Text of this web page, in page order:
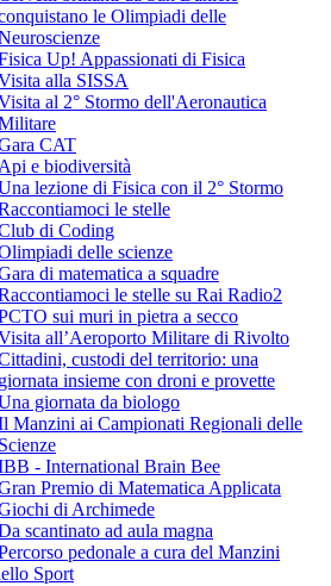
le Olimpiadi delle
Up! Appassionati di Fisica
alla SISSA
al 2° Stormo dell'Aeronautica
CAT
Api e biodiversità
lezione di Fisica con il 2° Stormo
le stelle
di Coding
delle scienze
di matematica a squadre
le stelle su Rai Radio2
sui muri in pietra a secco
all’Aeroporto Militare di Rivolto
custodi del territorio: una
giornata insieme con droni e provette
giornata da biologo
Manzini ai Campionati Regionali delle
Scienze
- International Brain Bee
Premio di Matematica Applicata
di Archimede
scantinato ad aula magna
pedonale a cura del Manzini
Sport